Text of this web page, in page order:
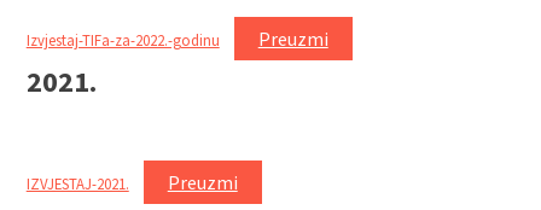
Izvjestaj-TIFa-za-2022.-godinu Preuzmi
2021.
IZVJESTAJ-2021. Preuzmi